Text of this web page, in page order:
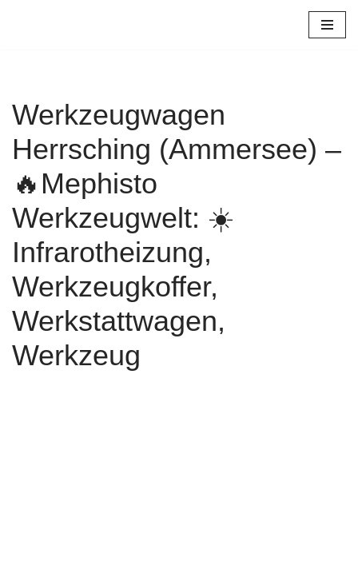
Werkzeugwagen
Herrsching (Ammersee) –
🔥Mephisto
Werkzeugwelt: ☀️
Infrarotheizung,
Werkzeugkoffer,
Werkstattwagen,
Werkzeug